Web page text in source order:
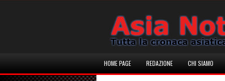
HOME PAGE REDAZIONE CHI SIAMO